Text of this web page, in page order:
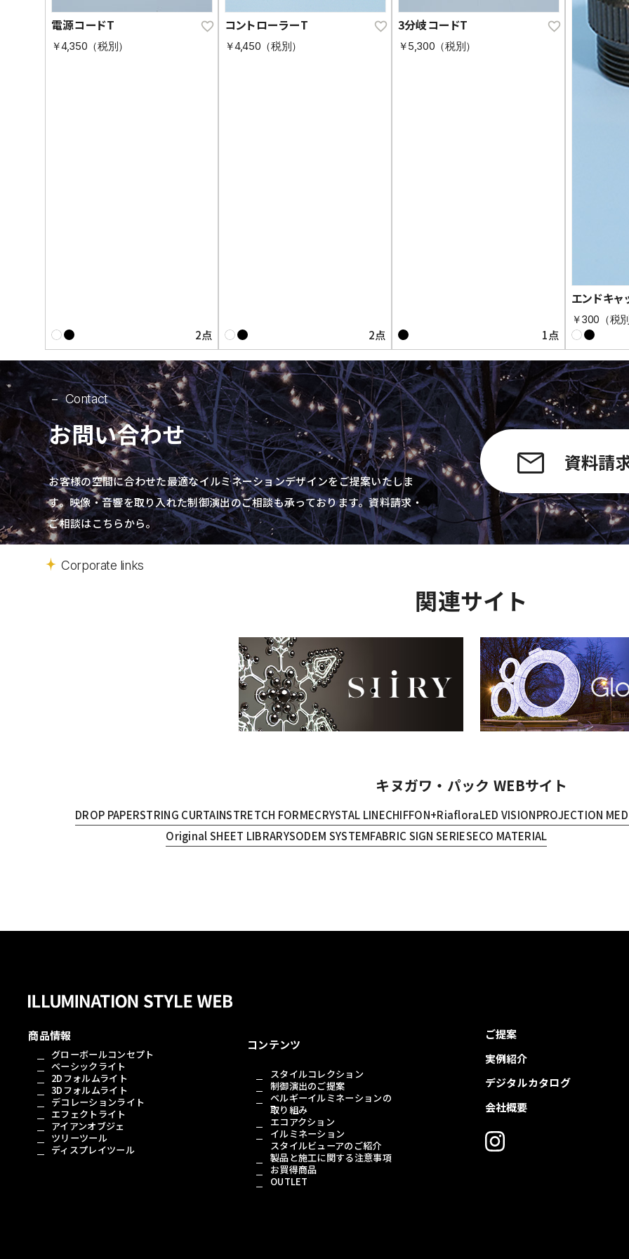
電源コードT
￥4,350（税別）
2点
コントローラーT
￥4,450（税別）
2点
3分岐コードT
￥5,300（税別）
1点
エンドキャ
￥300（税
Contact
お問い合わせ
お客様の空間に合わせた最適なイルミネーションデザインをご提案いたしま
す。映像・音響を取り入れた制御演出のご相談も承っております。資料請求・
ご相談はこちらから。
資料請
Corporate links
関連サイト
キヌガワ・パック WEBサイト
DROP PAPERSTRING CURTAINSTRETCH FORMECRYSTAL LINECHIFFON+RiafloraLED VISIONPROJECTION
Original SHEET LIBRARYSODEM SYSTEMFABRIC SIGN SERIESECO MATERIAL
商品情報
グローボールコンセプト
ベーシックライト
2Dフォルムライト
3Dフォルムライト
デコレーションライト
エフェクトライト
アイアンオブジェ
ツリーツール
ディスプレイツール
コンテンツ
スタイルコレクション
制御演出のご提案
ベルギーイルミネーションの
取り組み
エコアクション
イルミネーション
スタイルビューアのご紹介
製品と施工に関する注意事項
お買得商品
OUTLET
ご提案
実例紹介
デジタルカタログ
会社概要